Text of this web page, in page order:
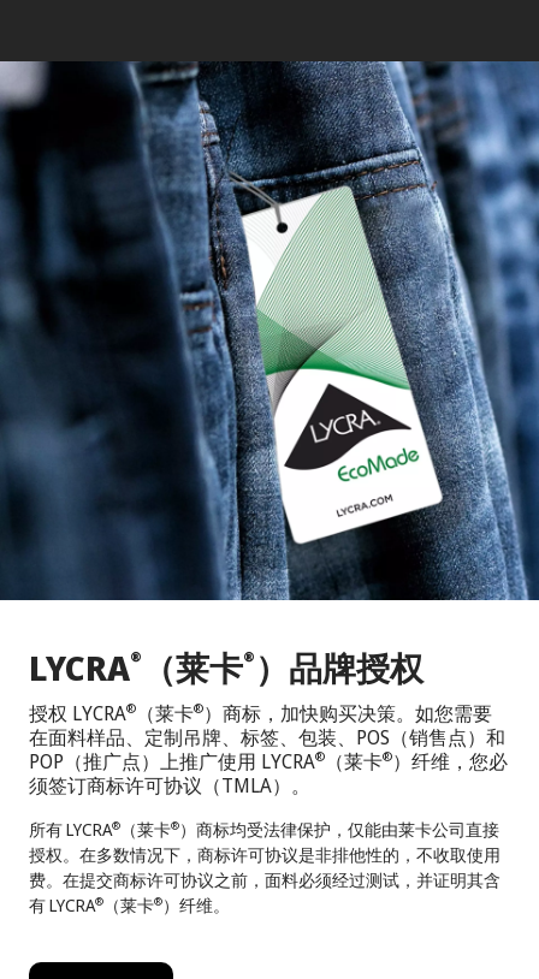
LYCRA® （莱卡® ）品牌授权
授权 LYCRA® （莱卡®）商标，加快购买决策。如您需要
在面料样品、定制吊牌、标签、包装、POS（销售点）和
POP（推广点）上推广使用 LYCRA® （莱卡®）纤维，您必
须签订商标许可协议（TMLA）。
所有 LYCRA® （莱卡®）商标均受法律保护，仅能由莱卡公司直接
授权。在多数情况下，商标许可协议是非排他性的，不收取使用
费。在提交商标许可协议之前，面料必须经过测试，并证明其含
有 LYCRA® （莱卡®）纤维。